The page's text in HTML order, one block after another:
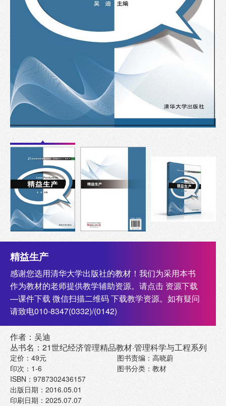
精益生产
感谢您选用清华大学出版社的教材！我们为采用本书
作为教材的老师提供教学辅助资源。请点击 资源下载
—课件下载 微信扫描二维码 下载教学资源。如有疑问
请致电010-8347(0332)/(0142)
作者：吴迪
丛书名：21世纪经济管理精品教材·管理科学与工程系列
定价：49元
印次：1-6
ISBN：9787302436157
出版日期：2016.05.01
印刷日期：2025.07.07
图书责编：高晓蔚
图书分类：教材